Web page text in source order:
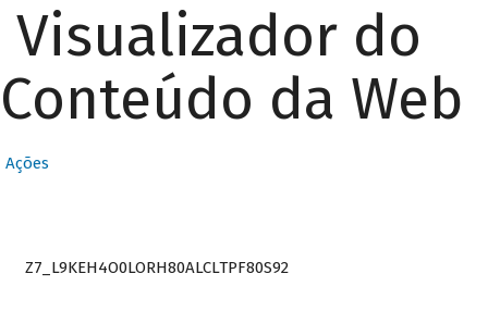
Visualizador do
Conteúdo da Web
Ações
Z7_L9KEH4O0LORH80ALCLTPF80S92